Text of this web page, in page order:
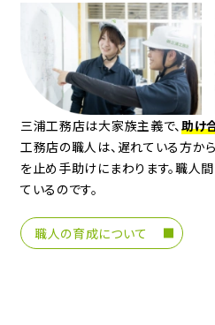
三浦工務店は大家族主義で、助け
工務店の職人は、遅れている方か
を止め手助けにまわります。職人
ているのです。
職人の育成について